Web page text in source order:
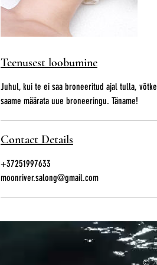
Teenusest loobumine
Juhul, kui te ei saa broneeritud ajal tulla,
saame määrata uue broneeringu. Täname!
Contact Details
+37251997633
moonriver.salong@gmail.com
©